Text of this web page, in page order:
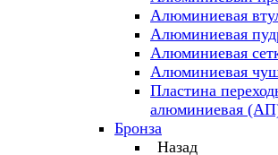
Алюминиевая
Алюминиевая
Алюминиевая
Алюминиевая
Пластина
алюминиевая
Бронза
Назад